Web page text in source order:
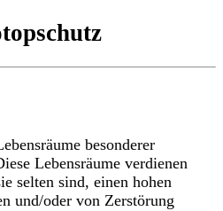
besonderer
Lebensräume verdienen
selten sind, einen hohen
und/oder von Zerstörung